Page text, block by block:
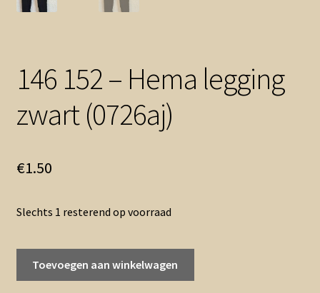
146 152 – Hema legging
zwart (0726aj)
€1.50
Slechts 1 resterend op voorraad
Toevoegen aan winkelwagen